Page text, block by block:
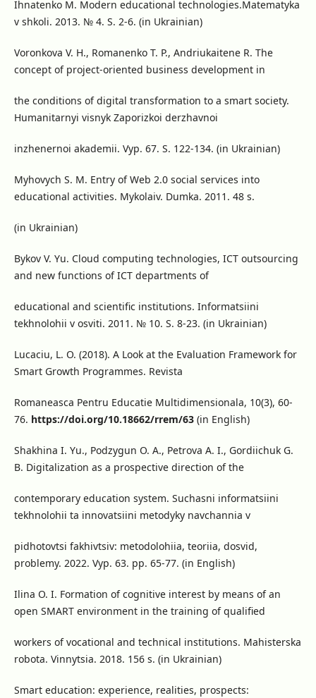
Ihnatenko M. Modern educational technologies.Matematyka
v shkoli. 2013. № 4. S. 2-6. (in Ukrainian)
Voronkova V. H., Romanenko T. P., Andriukaitene R. The
concept of project-oriented business development in
the conditions of digital transformation to a smart society.
Humanitarnyi visnyk Zaporizkoi derzhavnoi
inzhenernoi akademii. Vyp. 67. S. 122-134. (in Ukrainian)
Myhovych S. M. Entry of Web 2.0 social services into
educational activities. Mykolaiv. Dumka. 2011. 48 s.
(in Ukrainian)
Bykov V. Yu. Cloud computing technologies, ICT outsourcing
and new functions of ICT departments of
educational and scientific institutions. Informatsiini
tekhnolohii v osviti. 2011. № 10. S. 8-23. (in Ukrainian)
Lucaciu, L. O. (2018). A Look at the Evaluation Framework for
Smart Growth Programmes. Revista
Romaneasca Pentru Educatie Multidimensionala, 10(3), 60-
76. https://doi.org/10.18662/rrem/63(in English)
Shakhina I. Yu., Podzygun O. A., Petrova A. I., Gordiichuk G.
B. Digitalization as a prospective direction of the
contemporary education system. Suchasni informatsiini
tekhnolohii ta innovatsiini metodyky navchannia v
pidhotovtsi fakhivtsiv: metodolohiia, teoriia, dosvid,
problemy. 2022. Vyp. 63. pp. 65-77. (in English)
Ilina O. I. Formation of cognitive interest by means of an
open SMART environment in the training of qualified
workers of vocational and technical institutions. Mahisterska
robota. Vinnytsia. 2018. 156 s. (in Ukrainian)
Smart education: experience, realities, prospects: